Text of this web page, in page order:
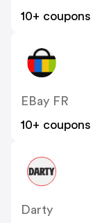
10+ coupons
EBay FR
10+ coupons
Darty